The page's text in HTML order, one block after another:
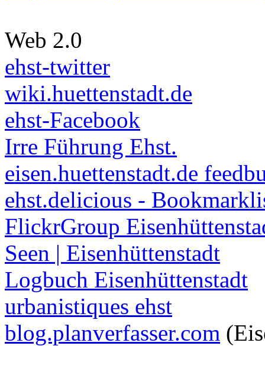
Web 2.0
ehst-twitter
wiki.huettenstadt.de
ehst-Facebook
Irre Führung Ehst.
eisen.huettenstadt.de
ehst.delicious -
FlickrGroup
Seen | Eisenhüttenstadt
Logbuch Eisenhüttenstadt
urbanistiques ehst
blog.planverfasser.com